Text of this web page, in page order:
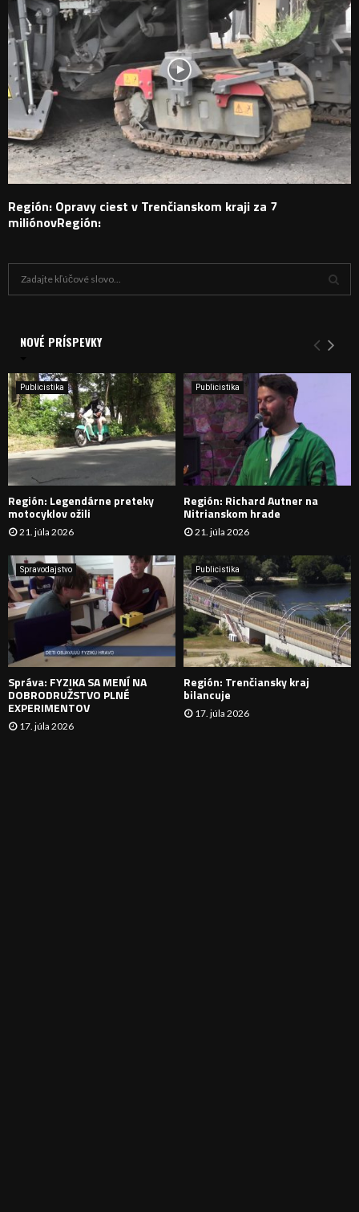
Región: Opravy ciest v Trenčianskom kraji za 7
miliónovRegión:
i
e
:
Y
H
D
A
N
I
E
NOVÉ PRÍSPEVKY
Publicistika
Región: Legendárne preteky
motocyklov ožili
21. júla 2026
Publicistika
Región: Richard Autner na
Nitrianskom hrade
21. júla 2026
Spravodajstvo
Správa: FYZIKA SA MENÍ NA
DOBRODRUŽSTVO PLNÉ
EXPERIMENTOV
17. júla 2026
Publicistika
Región: Trenčiansky kraj
bilancuje
17. júla 2026